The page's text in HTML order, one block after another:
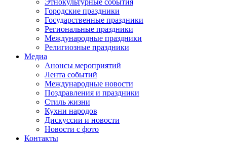
Этнокультурные события
Городские праздники
Государственные праздники
Региональные праздники
Международные праздники
Религиозные праздники
Медиа
Анонсы мероприятий
Лента событий
Международные новости
Поздравления и праздники
Cтиль жизни
Кухни народов
Дискуссии и новости
Новости с фото
Контакты